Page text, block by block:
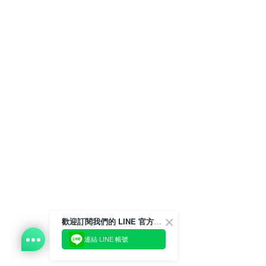
歡迎訂閱我們的 LINE 官方帳號
連結 LINE 帳號